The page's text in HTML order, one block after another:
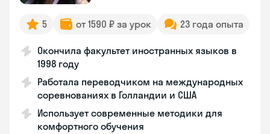
5 от 1590 ₽ за урок 23 года опыта
Окончила факультет иностранных языков в
1998 году
Работала переводчиком на международных
соревнованиях в Голландии и США
Использует современные методики для
комфортного обучения